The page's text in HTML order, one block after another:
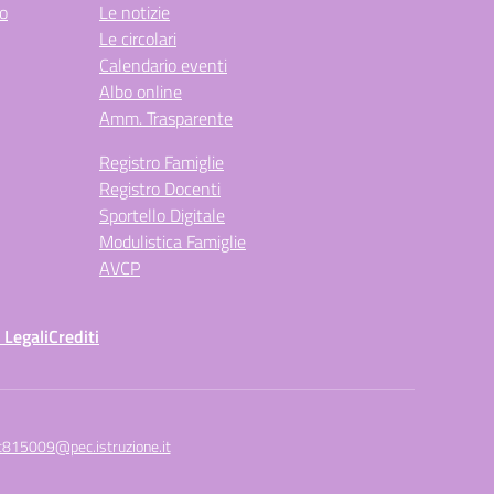
Le notizie
Le circolari
Calendario eventi
Albo online
Amm. Trasparente
Registro Famiglie
Registro Docenti
Sportello Digitale
Modulistica Famiglie
AVCP
Crediti